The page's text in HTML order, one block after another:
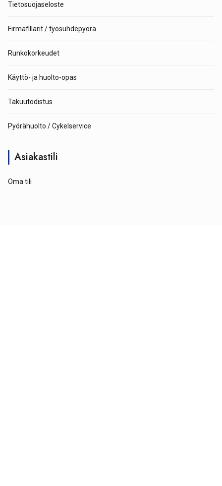
Tietosuojaseloste
Firmafillarit / työsuhdepyörä
Runkokorkeudet
Käyttö- ja huolto-opas
Takuutodistus
Pyörähuolto / Cykelservice
Asiakastili
Oma tili